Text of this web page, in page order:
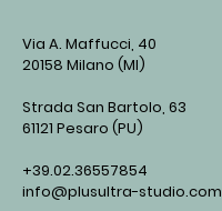
Via A. Maffucci, 40
20158 Milano (MI)
Strada San Bartolo, 63
61121 Pesaro (PU)
+39.02.36557854
info@plusultra-studio.com